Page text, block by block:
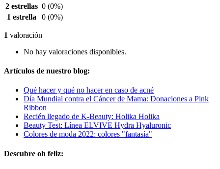
2 estrellas 0 (0%)
1 estrella
0 (0%)
1 valoración
No hay valoraciones disponibles.
Artículos de nuestro blog:
Qué hacer y qué no hacer en caso de acné
Día Mundial contra el Cáncer de Mama: Donaciones a Pink
Ribbon
Recién llegado de K-Beauty: Holika Holika
Beauty Test: Línea ELVIVE Hydra Hyaluronic
Colores de moda 2022: colores "fantasía"
Descubre oh feliz: